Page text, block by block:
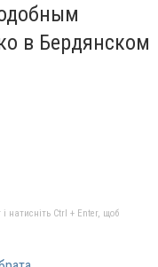
в Бердянском
натисніть Ctrl + Enter, щоб